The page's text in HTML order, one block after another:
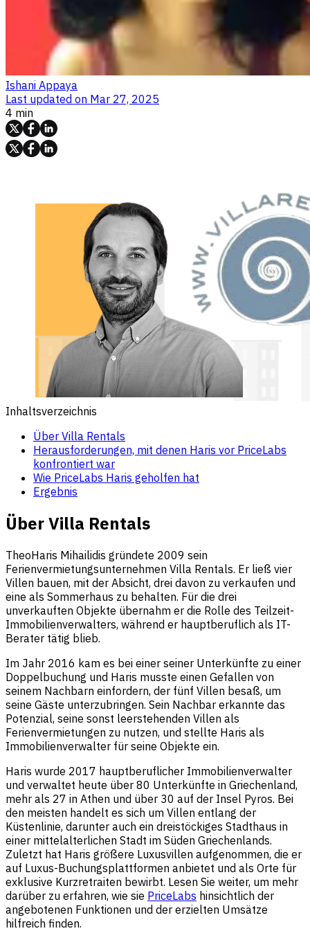
Ishani Appaya
Last updated on Mar 27, 2025
4 min
Inhaltsverzeichnis
Über Villa Rentals
Herausforderungen, mit denen Haris vor PriceLabs
konfrontiert war
Wie PriceLabs Haris geholfen hat
Ergebnis
Über Villa Rentals
TheoHaris Mihailidis gründete 2009 sein
Ferienvermietungsunternehmen Villa Rentals. Er ließ vier
Villen bauen, mit der Absicht, drei davon zu verkaufen und
eine als Sommerhaus zu behalten. Für die drei
unverkauften Objekte übernahm er die Rolle des Teilzeit-
Immobilienverwalters, während er hauptberuflich als IT-
Berater tätig blieb.
Im Jahr 2016 kam es bei einer seiner Unterkünfte zu einer
Doppelbuchung und Haris musste einen Gefallen von
seinem Nachbarn einfordern, der fünf Villen besaß, um
seine Gäste unterzubringen. Sein Nachbar erkannte das
Potenzial, seine sonst leerstehenden Villen als
Ferienvermietungen zu nutzen, und stellte Haris als
Immobilienverwalter für seine Objekte ein.
Haris wurde 2017 hauptberuflicher Immobilienverwalter
und verwaltet heute über 80 Unterkünfte in Griechenland,
mehr als 27 in Athen und über 30 auf der Insel Pyros. Bei
den meisten handelt es sich um Villen entlang der
Küstenlinie, darunter auch ein dreistöckiges Stadthaus in
einer mittelalterlichen Stadt im Süden Griechenlands.
Zuletzt hat Haris größere Luxusvillen aufgenommen, die er
auf Luxus-Buchungsplattformen anbietet und als Orte für
exklusive Kurzretraiten bewirbt. Lesen Sie weiter, um mehr
darüber zu erfahren, wie sie PriceLabs hinsichtlich der
angebotenen Funktionen und der erzielten Umsätze
hilfreich finden.